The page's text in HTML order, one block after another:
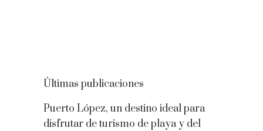
Últimas publicaciones
Puerto López, un destino ideal para
disfrutar de turismo de playa y del